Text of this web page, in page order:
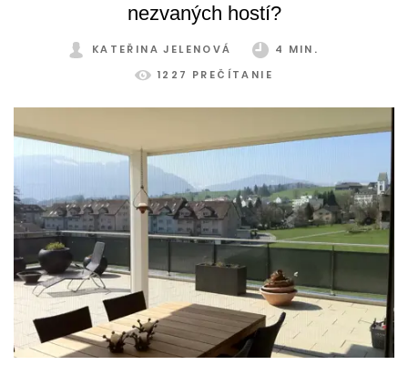
nezvaných hostí?
KATEŘINA JELENOVÁ
4 MIN.
1227 PREČÍTANIE